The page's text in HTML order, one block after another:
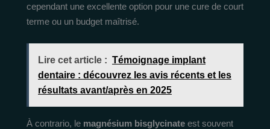
cependant une excellente option pour une cure de court
terme ou un budget maîtrisé.
Lire cet article : Témoignage implant
dentaire : découvrez les avis récents et les
résultats avant/après en 2025
À contrario, le magnésium bisglycinate est souvent